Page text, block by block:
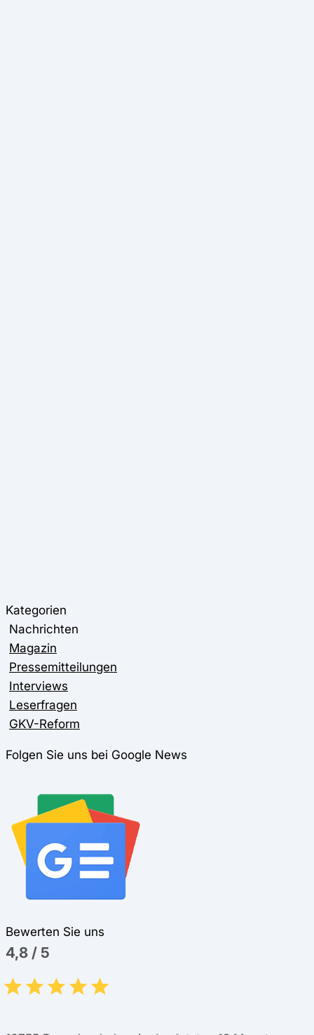
Kategorien
Nachrichten
Magazin
Pressemitteilungen
Interviews
Leserfragen
GKV-Reform
Folgen Sie uns bei Google News
Bewerten Sie uns
4,8 / 5